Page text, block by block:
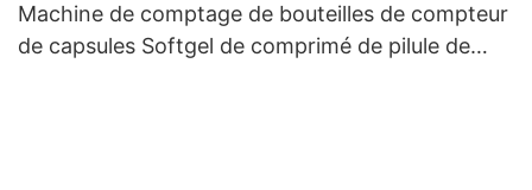
Machine de comptage de bouteilles de compteur
de capsules Softgel de comprimé de pilule de